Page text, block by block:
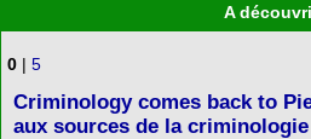
A
0 | 5
Criminology comes back to
aux sources de la criminologie